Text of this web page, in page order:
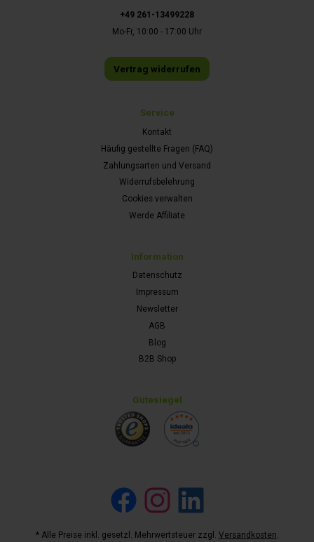
+49 261-13499228
Mo-Fr, 10:00 - 17:00 Uhr
Vertrag widerrufen
Service
Kontakt
Häufig gestellte Fragen (FAQ)
Zahlungsarten und Versand
Widerrufsbelehrung
Cookies verwalten
Werde Affiliate
Information
Datenschutz
Impressum
Newsletter
AGB
Blog
B2B Shop
Gütesiegel
Facebook Instagram
* Alle Preise inkl. gesetzl. Mehrwertsteuer zzgl. Versandkosten.